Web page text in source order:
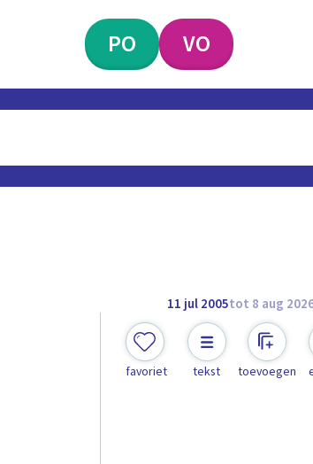
PO VO
11 jul 2005tot 8 aug
favoriet tekst toevoegen